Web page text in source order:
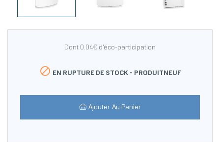
Dont 0.04€ d'éco-participation
 EN RUPTURE DE STOCK - PRODUITNEUF
Ajouter Au Panier